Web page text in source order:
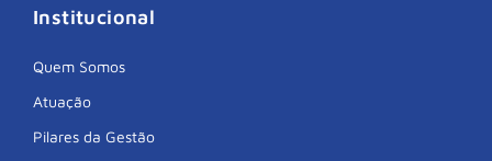
Institucional
Quem Somos
Atuação
Pilares da Gestão